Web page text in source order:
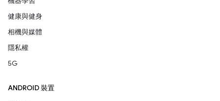
健康與健身
相機與媒體
隱私權
5G
ANDROID 裝置